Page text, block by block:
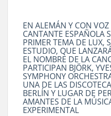
EN ALEMÁN Y CON
CANTANTE ESPAÑOLA
PRIMER TEMA DE LUX,
ESTUDIO, QUE
EL NOMBRE DE LA
PARTICIPAN BJÖRK,
SYMPHONY
UNA DE LAS
BERLÍN Y LUGAR DE
AMANTES DE LA
EXPERIMENTAL